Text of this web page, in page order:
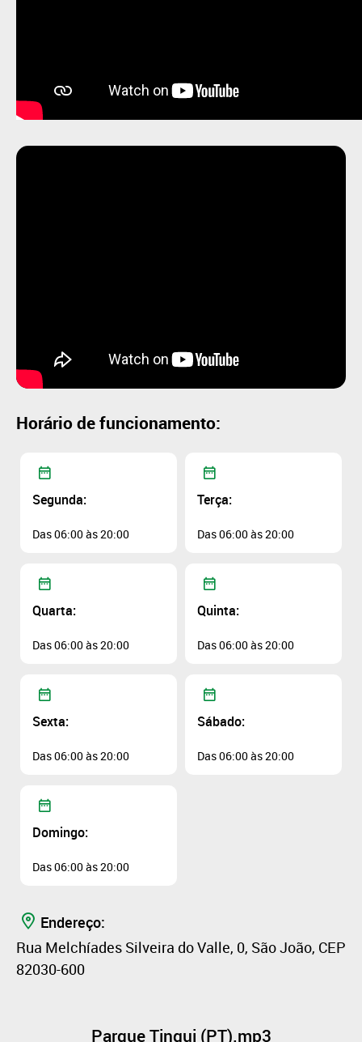
Horário de funcionamento:
Segunda:
Das 06:00 às 20:00
Terça:
Das 06:00 às 20:00
Quarta:
Das 06:00 às 20:00
Quinta:
Das 06:00 às 20:00
Sexta:
Das 06:00 às 20:00
Sábado:
Das 06:00 às 20:00
Domingo:
Das 06:00 às 20:00
Endereço:
Rua Melchíades Silveira do Valle, 0, São João, CEP
82030-600
Parque Tingui (PT).mp3